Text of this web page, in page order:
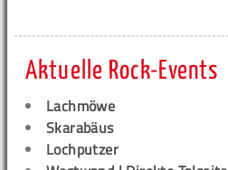
Aktuelle Rock-Events
Lachmöwe
Skarabäus
Lochputzer